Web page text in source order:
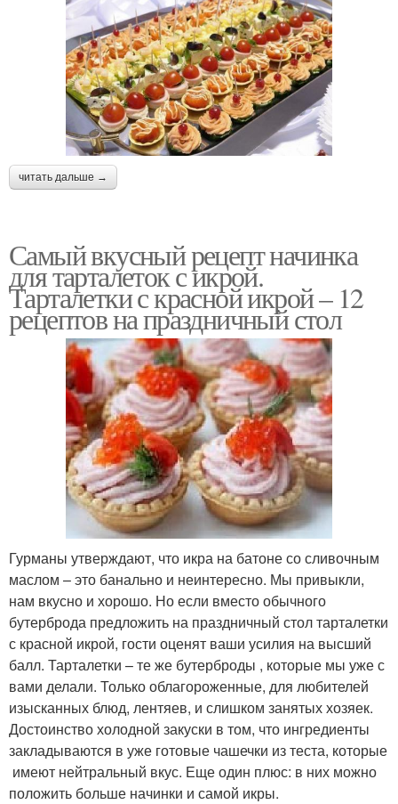
читать дальше →
Самый вкусный рецепт начинка
для тарталеток с икрой.
Тарталетки с красной икрой – 12
рецептов на праздничный стол
Гурманы утверждают, что икра на батоне со сливочным
маслом – это банально и неинтересно. Мы привыкли,
нам вкусно и хорошо. Но если вместо обычного
бутерброда предложить на праздничный стол тарталетки
с красной икрой, гости оценят ваши усилия на высший
балл. Тарталетки – те же бутерброды , которые мы уже с
вами делали. Только облагороженные, для любителей
изысканных блюд, лентяев, и слишком занятых хозяек.
Достоинство холодной закуски в том, что ингредиенты
закладываются в уже готовые чашечки из теста, которые
имеют нейтральный вкус. Еще один плюс: в них можно
положить больше начинки и самой икры.